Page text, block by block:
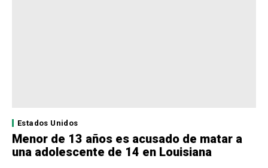
Estados Unidos
Menor de 13 años es acusado de matar a
una adolescente de 14 en Louisiana